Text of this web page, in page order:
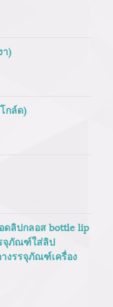
)
กล์ด)
ลิปกลอส bottle lip
จุภัณฑ์ใส่ลิป
งรรจุภัณฑ์เครื่อง